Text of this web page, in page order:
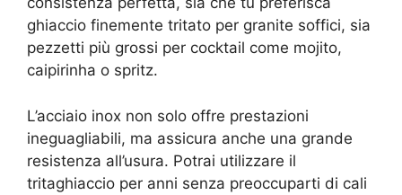
ghiaccio finemente tritato per granite soffici, sia
pezzetti più grossi per cocktail come mojito,
caipirinha o spritz.
L’acciaio inox non solo offre prestazioni
ineguagliabili, ma assicura anche una grande
resistenza all’usura. Potrai utilizzare il
tritaghiaccio per anni senza preoccuparti di cali